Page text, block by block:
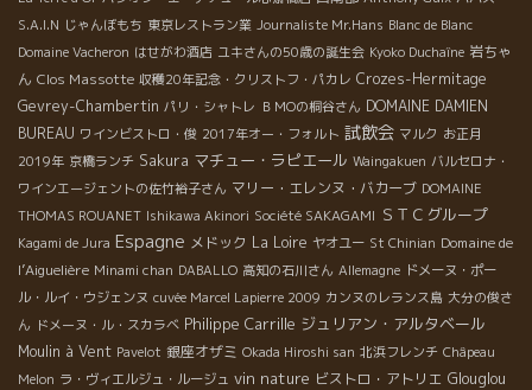
S.A.I.N じゃんぼもち 東京レストラン業 Journaliste Mr.Hans Blanc de Blanc
Domaine Vacheron はせがわ酒店 ユキさんの50歳の誕生会 Kyoko Duchaîne 岩ちゃ
ん Clos Massotte 収穫20年記念・クリストフ・パカレ Crozes-Hermitage
Gevrey-Chambertin パリ・シャトレ ＢＭОの桐谷さん DOMAINE DAMIEN
BUREAU ワインビストロ・俊 2017年オー・フォルト 試飲会 マルク お正月
2019年 京橋ランチ Sakura マチュー・ラピエール Waingakuen バルセロナ・
ワインエージェントの佐竹裕子さん マリー・エレンヌ・バカーブ DOMAINE
THOMAS ROUANET Ishikawa Akinori Société SAKAGAMI ＳＴＣグループ
Kagami de Jura Espagne メドック La Loire ヤオユー St Chinian Domaine de
l’Aiguelière Minami chan DABALLO 高知の石川さん Allemagne ドメーヌ・ポー
ル・ルイ・ウジェンヌ cuvée Marcel Lapierre 2009 カンヌのレランス島 大分の俊さ
ん ドメーヌ・ル・スカラベ Philippe Carrille ジュリアン・アルタベール
Moulin à Vent Pavelot 銀座オザミ Okada Hiroshi san 北浜フレンチ Châpeau
Melon ラ・ヴィエルジュ・ルージュ vin nature ビストロ・アトリエ Glouglou